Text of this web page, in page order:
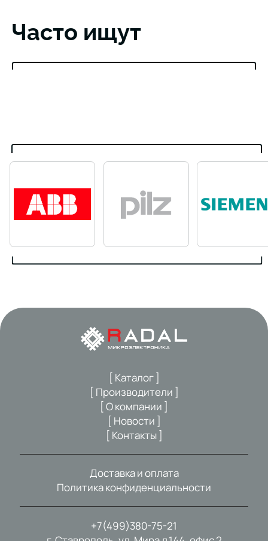
Часто ищут
+7(499)380-75-21
[ Каталог ]
[ Производители ]
[ О компании ]
[ Новости ]
[ Контакты ]
Доставка и оплата
Политика конфиденциальности